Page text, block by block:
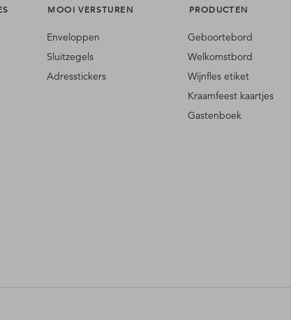
MOOI VERSTUREN
Enveloppen
Sluitzegels
Adresstickers
PRODUCTEN
Geboortebord
Welkomstbord
Wijnfles etiket
Kraamfeest kaartjes
Gastenboek